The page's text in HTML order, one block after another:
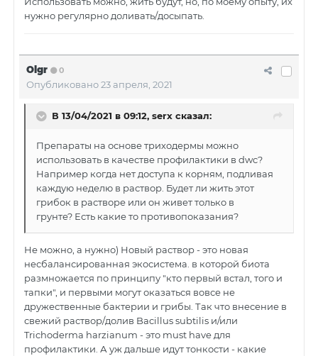
нужно регулярно доливать/досыпать.
Olgr 0
Опубликовано23 апреля, 2021
В 13/04/2021 в 09:12, serx сказал:
Препараты на основе триходермы можно
использовать в качестве профилактики в dwc?
Например когда нет доступа к корням, подливая
каждую неделю в раствор. Будет ли жить этот
грибок в растворе или он живет только в
грунте? Есть какие то противопоказания?
Не можно, а нужно) Новый раствор - это новая
несбалансированная экосистема. в которой биота
размножается по принципу "кто первый встал, того и
тапки", и первыми могут оказаться вовсе не
дружественные бактерии и грибы. Так что внесение в
свежий раствор/долив Bacillus subtilis и/или
Trichoderma harzianum - это must have для
профилактики. А уж дальше идут тонкости - какие